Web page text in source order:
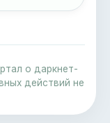
о даркнет-
действий не